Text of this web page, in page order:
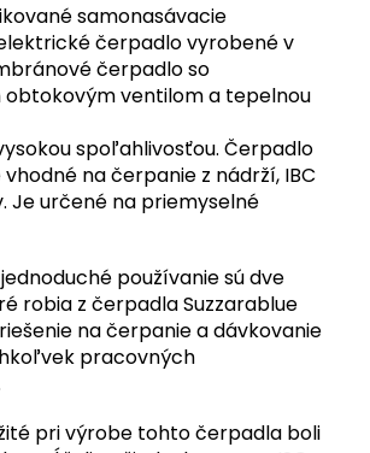
samonasávacie
čerpadlo vyrobené v
čerpadlo so
obtokovým ventilom a tepelnou
spoľahlivosťou. Čerpadlo
vhodné na čerpanie z nádrží, IBC
Je určené na priemyselné
používanie sú dve
robia z čerpadla Suzzarablue
na čerpanie a dávkovanie
pracovných
pri výrobe tohto čerpadla boli